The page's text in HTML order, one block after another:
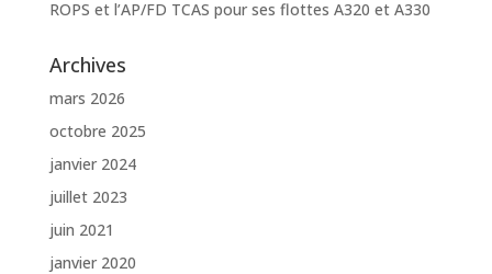
ROPS et l’AP/FD TCAS pour ses flottes A320 et A330
Archives
mars 2026
octobre 2025
janvier 2024
juillet 2023
juin 2021
janvier 2020